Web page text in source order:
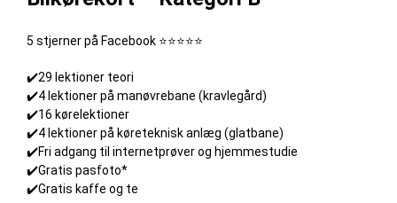
5 stjerner på Facebook ⭐⭐⭐⭐⭐
✔️29 lektioner teori
✔️4 lektioner på manøvrebane (kravlegård)
✔️16 kørelektioner
✔️4 lektioner på køreteknisk anlæg (glatbane)
✔️Fri adgang til internetprøver og hjemmestudie
✔️Gratis pasfoto*
✔️Gratis kaffe og te